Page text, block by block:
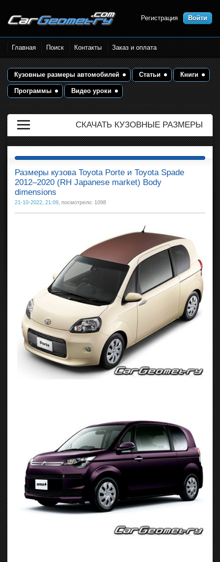
Размеры кузова автомобилей.
Контрольные точки и кузовные
размеры. Геометрия кузова
Регистрация Войти
Главная Поиск Контакты Заказ и оплата
Кузовные размеры автомобилей Статьи Книги
Программы Видео уроки
СКАЧАТЬ КУЗОВНЫЕ РАЗМЕРЫ
Размеры кузова Toyota Porte и Toyota Spade
2012–2020 (RH Japanese market) Body
dimensions
21-10-2022, 21:09 , посмотрело: 1098